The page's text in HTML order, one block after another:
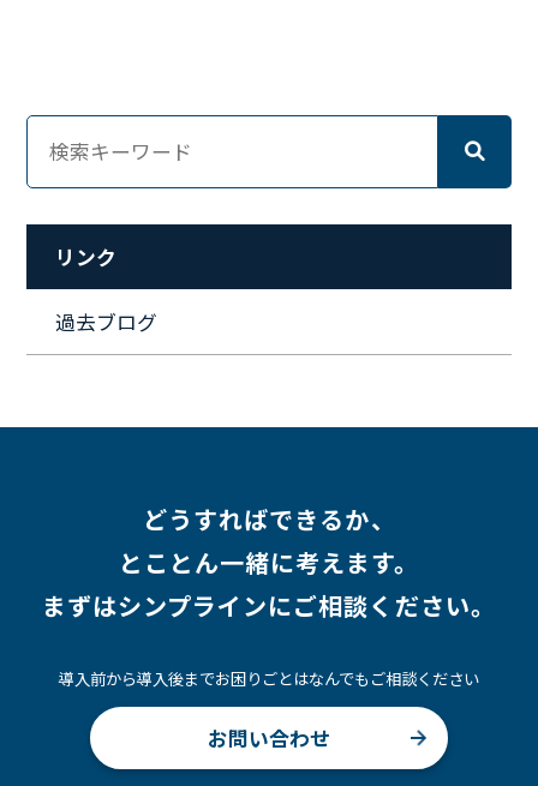
#インフラエンジニア
#セキュリティ
#ペット #経営者
#プロジェクト
#ワークライフバランス
#キャリア形成
#働く環境 #転職
#インタビュー
#スキルアップ
#採用
#Linux #採用情報
リンク
過去ブログ
どうすればできるか、
とことん一緒に考えます。
まずはシンプラインにご相談ください。
導入前から導入後までお困りごとはなんでもご相談ください
お問い合わせ